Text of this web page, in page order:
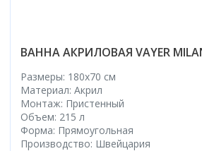
ВАННА АКРИЛОВАЯ VAYER
Размеры: 180x70 cм
Материал: Акрил
Монтаж: Пристенный
Объем: 215 л
Форма: Прямоугольная
Производство: Швейцария